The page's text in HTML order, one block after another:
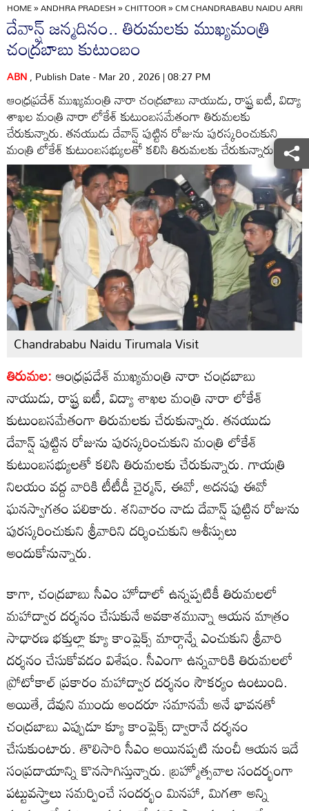
HOME»ANDHRA PRADESH»CHITTOOR»CM CHANDRABABU NAIDU
దేవాన్ష్ జన్మదినం.. తిరుమలకు ముఖ్యమంత్రి
చంద్రబాబు కుటుంబం
ABN, Publish Date - Mar 20 , 2026 | 08:27 PM
ఆంధ్రప్రదేశ్ ముఖ్యమంత్రి నారా చంద్రబాబు నాయుడు, రాష్ట్ర ఐటీ, విద్యా
శాఖల మంత్రి నారా లోకేశ్ కుటుంబసమేతంగా తిరుమలకు
చేరుకున్నారు. తనయుడు దేవాన్ష్‌ పుట్టిన రోజును పురస్కరించుకుని
మంత్రి లోకేశ్‌ కుటుంబసభ్యులతో కలిసి తిరుమలకు చేరుకున్నారు.
Chandrababu Naidu Tirumala Visit
తిరుమల:ఆంధ్రప్రదేశ్ ముఖ్యమంత్రి నారా చంద్రబాబు
నాయుడు, రాష్ట్ర ఐటీ, విద్యా శాఖల మంత్రి నారా లోకేశ్
కుటుంబసమేతంగా తిరుమలకు చేరుకున్నారు. తనయుడు
దేవాన్ష్‌ పుట్టిన రోజును పురస్కరించుకుని మంత్రి లోకేశ్‌
కుటుంబసభ్యులతో కలిసి తిరుమలకు చేరుకున్నారు. గాయత్రి
నిలయం వద్ద వారికి టీటీడీ చైర్మన్, ఈవో, అదనపు ఈవో
ఘనస్వాగతం పలికారు. శనివారం నాడు దేవాన్ష్‌ పుట్టిన రోజును
పురస్కరించుకుని శ్రీవారిని దర్శించుకుని ఆశీస్సులు
అందుకోనున్నారు.
కాగా, చంద్రబాబు సీఎం హోదాలో ఉన్నప్పటికీ తిరుమలలో
మహాద్వార దర్శనం చేసుకునే అవకాశమున్నా ఆయన మాత్రం
సాధారణ భక్తుల్లా క్యూ కాంప్లెక్స్ మార్గాన్నే ఎంచుకుని శ్రీవారి
దర్శనం చేసుకోవడం విశేషం. సీఎంగా ఉన్నవారికి తిరుమలలో
ప్రోటోకాల్ ప్రకారం మహాద్వార దర్శనం సౌకర్యం ఉంటుంది.
అయితే, దేవుని ముందు అందరూ సమానమే అనే భావనతో
చంద్రబాబు ఎప్పుడూ క్యూ కాంప్లెక్స్ ద్వారానే దర్శనం
చేసుకుంటారు. తొలిసారి సీఎం అయినప్పటి నుంచీ ఆయన ఇదే
సంప్రదాయాన్ని కొనసాగిస్తున్నారు. బ్రహ్మోత్సవాల సందర్భంగా
పట్టువస్త్రాలు సమర్పించే సందర్భం మినహా, మిగతా అన్ని